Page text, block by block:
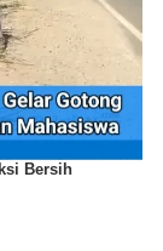
Bersih